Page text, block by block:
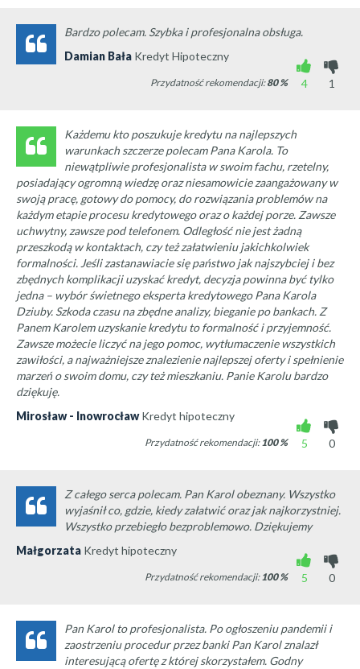
Bardzo polecam. Szybka i profesjonalna obsługa.
Damian Bała Kredyt Hipoteczny
4
1
Przydatność rekomendacji:80%
Każdemu kto poszukuje kredytu na najlepszych
warunkach szczerze polecam Pana Karola. To
niewątpliwie profesjonalista w swoim fachu, rzetelny,
posiadający ogromną wiedzę oraz niesamowicie zaangażowany w
swoją pracę, gotowy do pomocy, do rozwiązania problemów na
każdym etapie procesu kredytowego oraz o każdej porze. Zawsze
uchwytny, zawsze pod telefonem. Odległość nie jest żadną
przeszkodą w kontaktach, czy też załatwieniu jakichkolwiek
formalności. Jeśli zastanawiacie się państwo jak najszybciej i bez
zbędnych komplikacji uzyskać kredyt, decyzja powinna być tylko
jedna – wybór świetnego eksperta kredytowego Pana Karola
Dziuby. Szkoda czasu na zbędne analizy, bieganie po bankach. Z
Panem Karolem uzyskanie kredytu to formalność i przyjemność.
Zawsze możecie liczyć na jego pomoc, wytłumaczenie wszystkich
zawiłości, a najważniejsze znalezienie najlepszej oferty i spełnienie
marzeń o swoim domu, czy też mieszkaniu. Panie Karolu bardzo
dziękuję.
Mirosław - Inowrocław Kredyt hipoteczny
5
0
Przydatność rekomendacji:100%
Z całego serca polecam. Pan Karol obeznany. Wszystko
wyjaśnił co, gdzie, kiedy załatwić oraz jak najkorzystniej.
Wszystko przebiegło bezproblemowo. Dziękujemy
Małgorzata Kredyt hipoteczny
5
0
Przydatność rekomendacji:100%
Pan Karol to profesjonalista. Po ogłoszeniu pandemii i
zaostrzeniu procedur przez banki Pan Karol znalazł
interesującą ofertę z której skorzystałem. Godny